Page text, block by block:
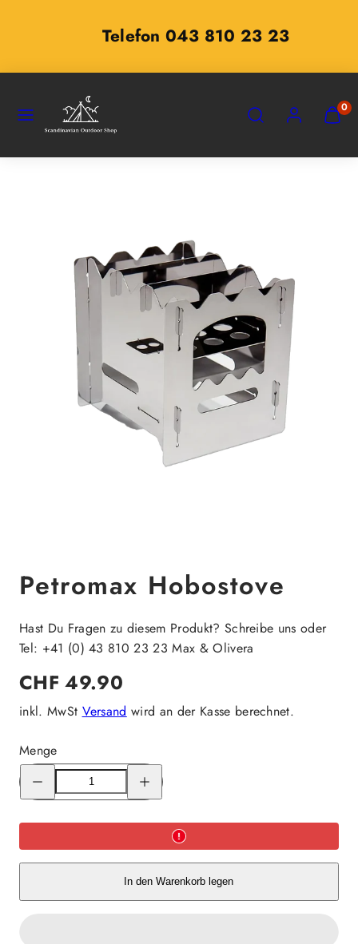
Telefon 043 810 23 23
SPEISEKARTE 0
Petromax Hobostove
Hast Du Fragen zu diesem Produkt? Schreibe uns oder
Tel: +41 (0) 43 810 23 23 Max & Olivera
Regulärer
Preis
CHF 49.90
inkl. MwSt Versand wird an der Kasse berechnet.
Menge
Menge
für
Petromax
für
Petromax
In den Warenkorb legen